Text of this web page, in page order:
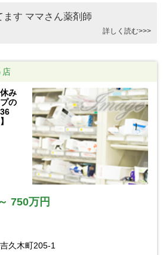
ます ママさん薬剤師
詳しく読む>>>
店
み
の
750万円
久木町205-1